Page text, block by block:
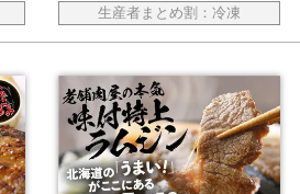
生産者まとめ割：冷凍